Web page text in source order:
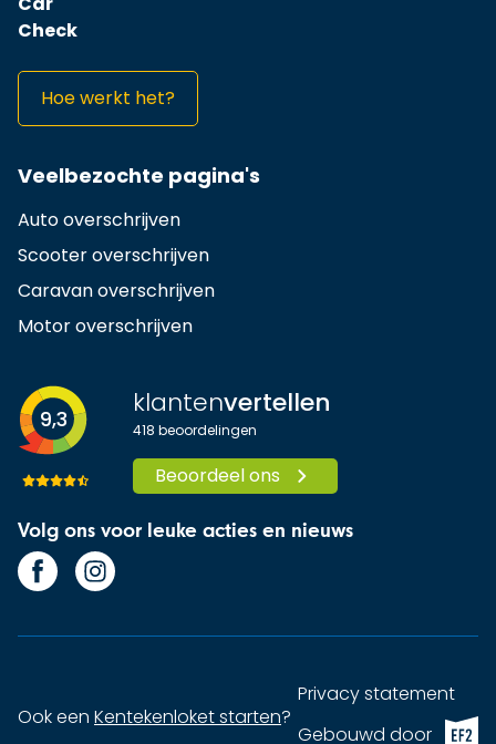
Hoe werkt het?
Veelbezochte pagina's
Auto overschrijven
Scooter overschrijven
Caravan overschrijven
Motor overschrijven
9,3 klantenvertellen
418 beoordelingen
Beoordeel ons
Volg ons voor leuke acties en nieuws
Ook een Kentekenloket starten?
Privacy statement
Gebouwd doorEF2